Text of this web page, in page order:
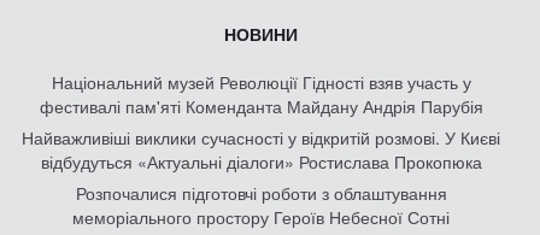
НОВИНИ
Національний музей Революції Гідності взяв участь у
фестивалі пам'яті Коменданта Майдану Андрія Парубія
Найважливіші виклики сучасності у відкритій розмові. У Києві
відбудуться «Актуальні діалоги» Ростислава Прокопюка
Розпочалися підготовчі роботи з облаштування
меморіального простору Героїв Небесної Сотні